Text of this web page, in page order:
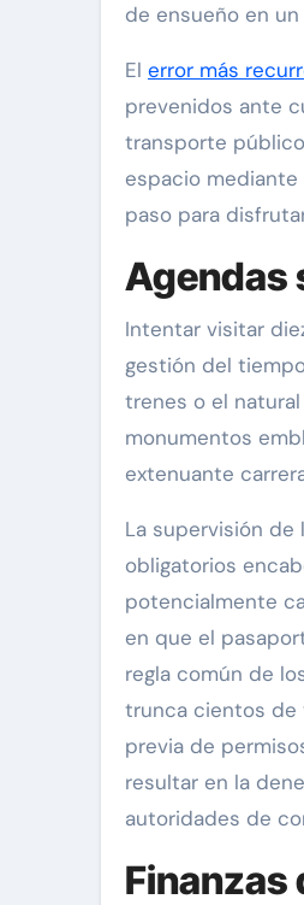
de ensueño en
El error más
prevenidos ante
transporte
espacio
paso para
Agendas
Intentar visitar
gestión del
trenes o el
monumentos
extenuante
La supervisión
obligatorios
potencialmente
en que el
regla común de
trunca cientos de
previa de
resultar en la
autoridades de
Finanzas